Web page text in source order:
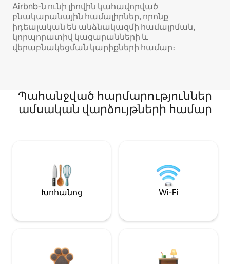
Airbnb-ն ունի լիովին կահավորված
բնակարանային համալիրներ, որոնք
իդեալական են անձնակազմի համալրման,
կորպորատիվ կացարանների և
վերաբնակեցման կարիքների համար։
Պահանջված հարմարություններ
ամսական վարձույթների համար
Խոհանոց Wi-Fi